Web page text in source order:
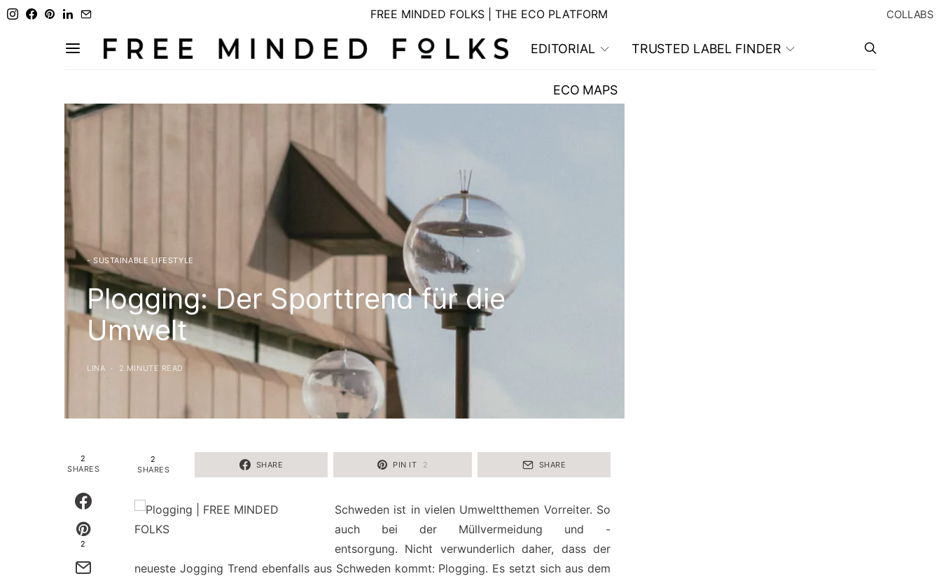
FREE MINDED FOLKS | THE ECO PLATFORM COLLABS
EDITORIAL TRUSTED LABEL FINDER
ECO MAPS
- SUSTAINABLE LIFESTYLE
Plogging: Der Sporttrend für die
Umwelt
LINA 2 MINUTE READ
2
SHARES
2
2
SHARES
SHARE PIN IT 2 SHARE
Schweden ist in vielen Umweltthemen Vorreiter. So
auch bei der Müllvermeidung und -
entsorgung. Nicht verwunderlich daher, dass der
neueste Jogging Trend ebenfalls aus Schweden kommt: Plogging. Es setzt sich aus dem